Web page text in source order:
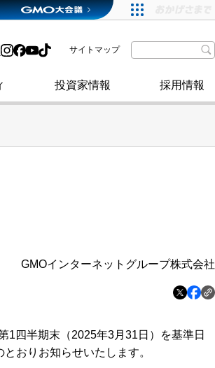
法
取材のお申し込みについて
その他
SDGsへの取り組み
政府・自治体からの認定
投資家情報
格付・社債情報
採用情報
サイトマップ
GMOインターネットグループ株式会社
1四半期末（2025年3月31日）を基準日
おりお知らせいたします。